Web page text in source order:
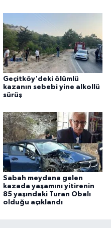
Geçitköy'deki ölümlü
kazanın sebebi yine alkollü
sürüş
Sabah meydana gelen
kazada yaşamını yitirenin
85 yaşındaki Turan Obalı
olduğu açıklandı